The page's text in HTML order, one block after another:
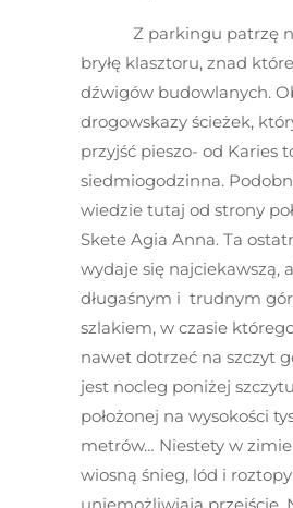
Z parkingu patrzę
bryłę klasztoru, znad
dźwigów budowlanych.
drogowskazy ścieżek,
przyjść pieszo- od Karies
siedmiogodzinna.
wiedzie tutaj od strony
Skete Agia Anna. Ta
wydaje się najciekawszą,
długaśnym i trudnym
szlakiem, w czasie
nawet dotrzeć na szczyt
jest nocleg poniżej
położonej na wysokości
metrów… Niestety w
wiosną śnieg, lód i roztopy